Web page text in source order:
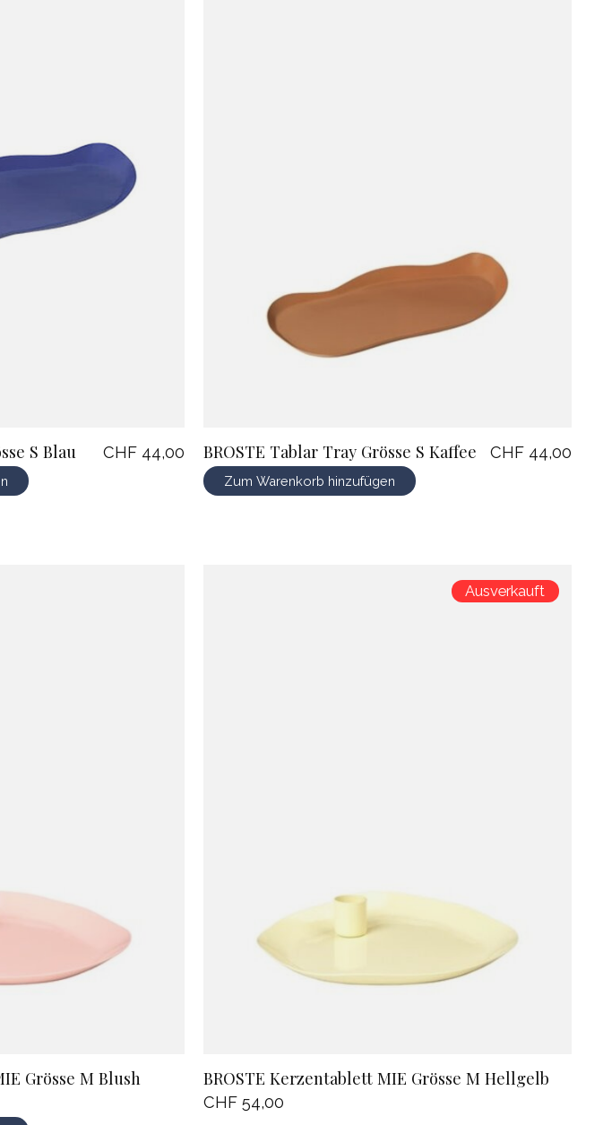
S Blau CHF 44,00 BROSTE Tablar Tray Grösse S Kaffee CHF 44,00
Zum Warenkorb hinzufügen
Grösse M Blush
Ausverkauft
BROSTE Kerzentablett MIE Grösse M Hellgelb
CHF 54,00